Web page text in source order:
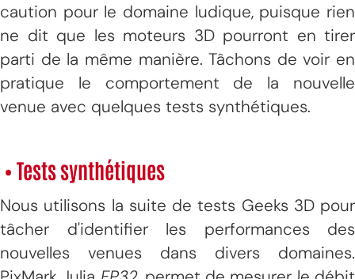
caution pour le domaine ludique, puisque rien
ne dit que les moteurs 3D pourront en tirer
parti de la même manière. Tâchons de voir en
pratique le comportement de la nouvelle
venue avec quelques tests synthétiques.
• Tests synthétiques
Nous utilisons la suite de tests Geeks 3D pour
tâcher d'identifier les performances des
nouvelles venues dans divers domaines.